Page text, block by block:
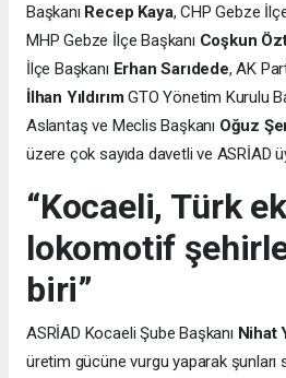
Başkanı Recep Kaya, CHP Gebze
MHP Gebze İlçe Başkanı Coşkun
İlçe Başkanı Erhan Sarıdede, AK
İlhan YıldırımGTO Yönetim Kurulu
Aslantaş ve Meclis Başkanı Oğuz
üzere çok sayıda davetli ve ASRİAD
“Kocaeli, Türk
lokomotif
biri”
ASRİAD Kocaeli Şube Başkanı Nihat
üretim gücüne vurgu yaparak şunları